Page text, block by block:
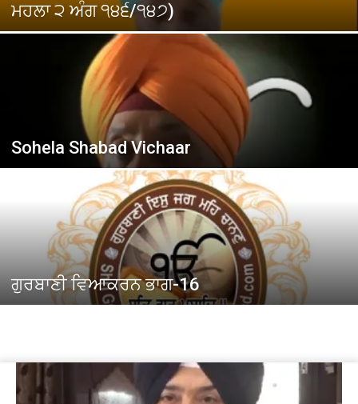
ਮਹਲਾ ੨ ਅੰਗ ੧੪੬/੧੪੭)
Sohela Shabad Vichaar
ਗੁਰਬਾਣੀ ਵਿਆਕਰਨ ਭਾਗ-16